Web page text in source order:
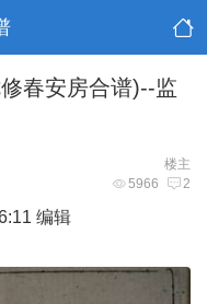
春安房合谱)--监
楼主
5966 2
编辑